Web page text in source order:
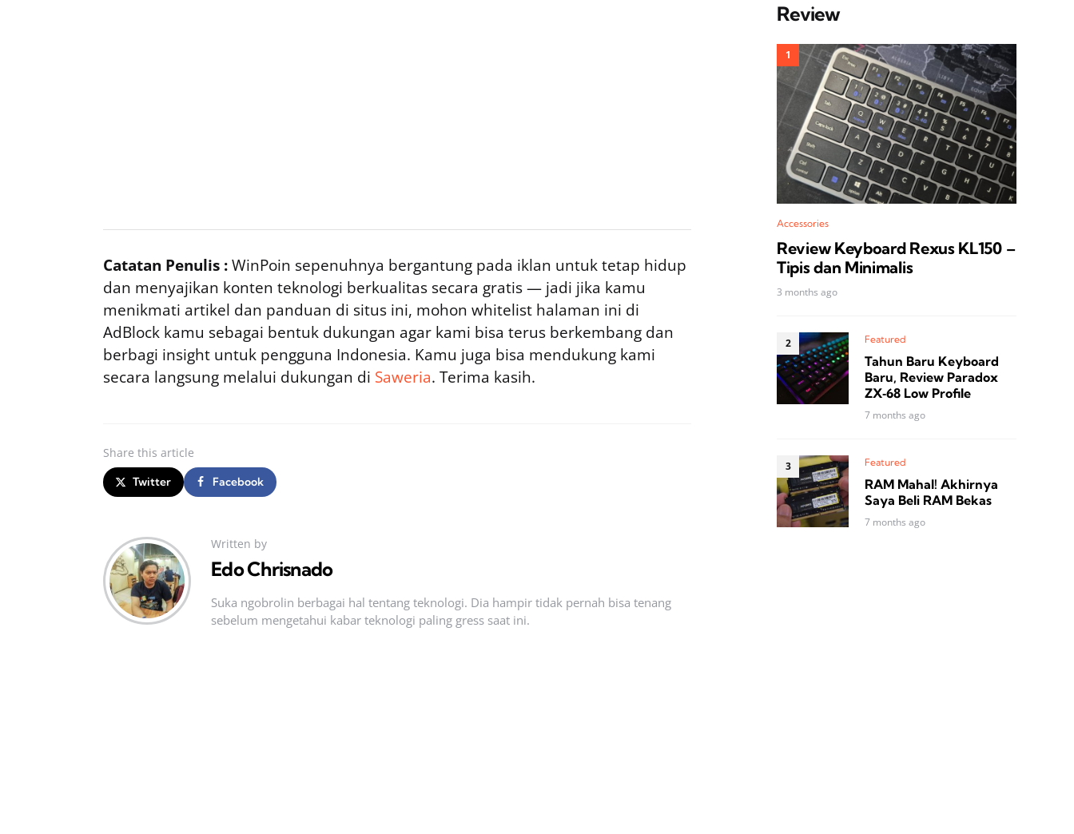
Catatan Penulis :WinPoin sepenuhnya bergantung pada iklan untuk tetap hidup
dan menyajikan konten teknologi berkualitas secara gratis — jadi jika kamu
menikmati artikel dan panduan di situs ini, mohon whitelist halaman ini di
AdBlock kamu sebagai bentuk dukungan agar kami bisa terus berkembang dan
berbagi insight untuk pengguna Indonesia. Kamu juga bisa mendukung kami
secara langsung melalui dukungan di Saweria. Terima kasih.
Share this article
Twitter Facebook
Written by
Edo Chrisnado
Suka ngobrolin berbagai hal tentang teknologi. Dia hampir tidak pernah bisa tenang
sebelum mengetahui kabar teknologi paling gress saat ini.
Review
Accessories
Review Keyboard Rexus KL150 –
Tipis dan Minimalis
3 months ago
Featured
Tahun Baru Keyboard
Baru, Review Paradox
ZX‑68 Low Profile
7 months ago
Featured
RAM Mahal! Akhirnya
Saya Beli RAM Bekas
7 months ago